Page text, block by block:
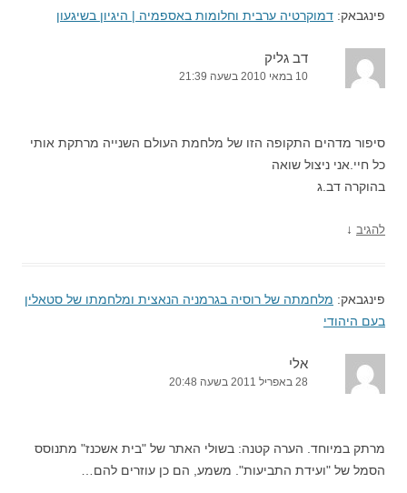
פינגבאק: דמוקרטיה ערבית וחלומות באספמיה | היגיון בשיגעון
דב גליק
10 במאי 2010 בשעה 21:39
סיפור מדהים התקופה הזו של מלחמת העולם השנייה מרתקת אותי
כל חיי.אני ניצול שואה
בהוקרה דב.ג
להגיב ↓
פינגבאק: מלחמתה של רוסיה בגרמניה הנאצית ומלחמתו של סטאלין
בעם היהודי
אלי
28 באפריל 2011 בשעה 20:48
מרתק במיוחד. הערה קטנה: בשולי האתר של "בית אשכנז" מתנוסס
הסמל של "ועידת התביעות". משמע, הם כן עוזרים להם…